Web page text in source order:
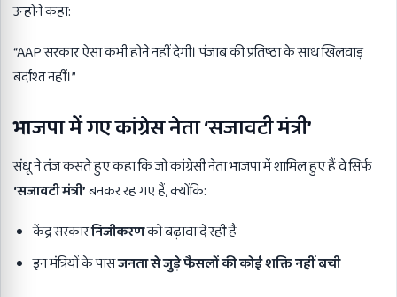
उन्होंने कहा:
“AAP सरकार ऐसा कभी होने नहीं देगी। पंजाब की प्रतिष्ठा के साथ खिलवाड़
बर्दाश्त नहीं।”
भाजपा में गए कांग्रेस नेता ‘सजावटी मंत्री’
संधू ने तंज कसते हुए कहा कि जो कांग्रेसी नेता भाजपा में शामिल हुए हैं वे सिर्फ
‘सजावटी मंत्री’बनकर रह गए हैं, क्योंकि:
केंद्र सरकारनिजीकरणको बढ़ावा दे रही है
इन मंत्रियों के पासजनता से जुड़े फैसलों की कोई शक्ति नहीं बची